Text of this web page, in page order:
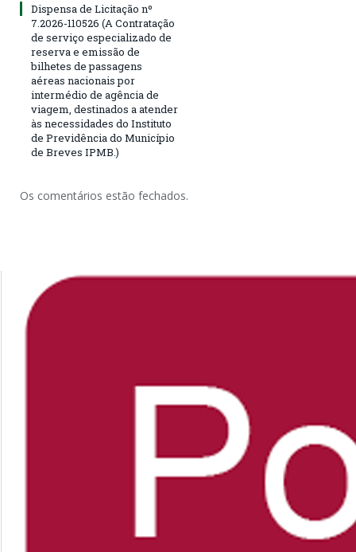
Dispensa de Licitação nº
7.2026-110526 (A Contratação
de serviço especializado de
reserva e emissão de
bilhetes de passagens
aéreas nacionais por
intermédio de agência de
viagem, destinados a atender
às necessidades do Instituto
de Previdência do Município
de Breves IPMB.)
Os comentários estão fechados.